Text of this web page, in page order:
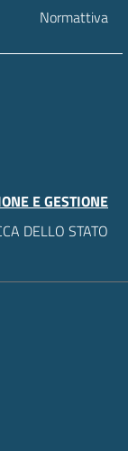
Normattiva
E GESTIONE
DELLO STATO